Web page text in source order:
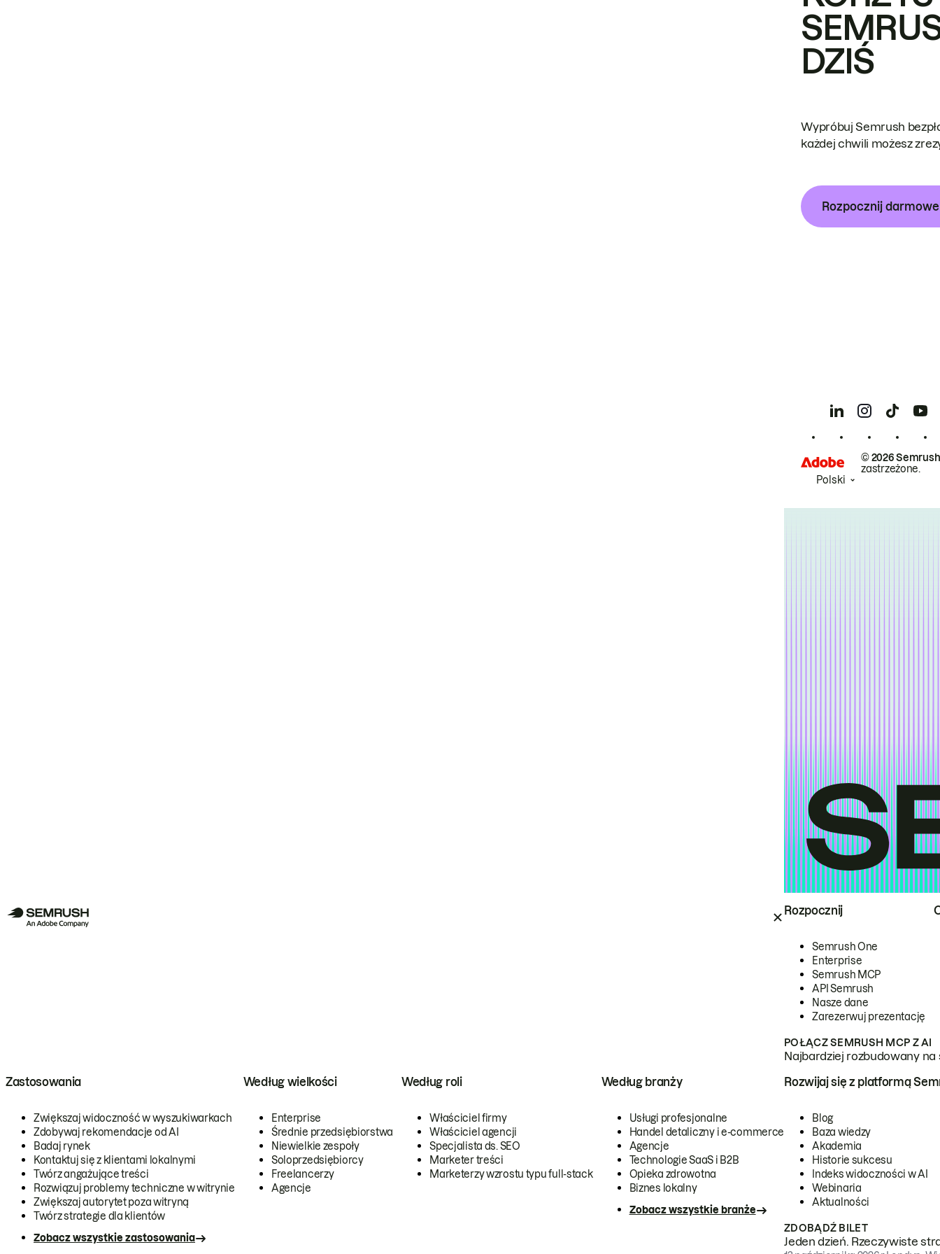
Rozpocznij
Semrush One
Enterprise
Semrush MCP
API Semrush
Nasze dane
Zarezerwuj prezentację
POŁĄCZ SEMRUSH MCP Z AI
Najbardziej rozbudowany
Zastosowania
Zwiększaj widoczność w wyszukiwarkach
Zdobywaj rekomendacje od AI
Badaj rynek
Kontaktuj się z klientami lokalnymi
Twórz angażujące treści
Rozwiązuj problemy techniczne w witrynie
Zwiększaj autorytet poza witryną
Twórz strategie dla klientów
Zobacz wszystkie zastosowania
Według wielkości
Enterprise
Średnie przedsiębiorstwa
Niewielkie zespoły
Soloprzedsiębiorcy
Freelancerzy
Agencje
Według roli
Właściciel firmy
Właściciel agencji
Specjalista ds. SEO
Marketer treści
Marketerzy wzrostu typu full-stack
Według branży
Usługi profesjonalne
Handel detaliczny i e-commerce
Agencje
Technologie SaaS i B2B
Opieka zdrowotna
Biznes lokalny
Zobacz wszystkie branże
Rozwijaj się z platformą
Blog
Baza wiedzy
Akademia
Historie sukcesu
Indeks widoczności w AI
Webinaria
Aktualności
ZDOBĄDŹ BILET
Jeden dzień. Rzeczywiste
DZIŚ
Wypróbuj Semrush
każdej chwili możesz
Rozpocznij
© 2026
zastrzeżone.
Polski